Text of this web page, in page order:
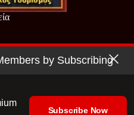
| Κρητών Επιχειρείν
by Subscribing
Subscribe Now